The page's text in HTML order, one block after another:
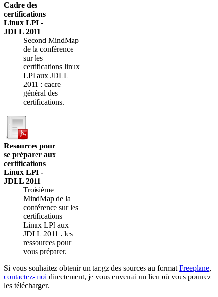
Cadre des
certifications
Linux LPI -
JDLL 2011
Second MindMap
de la conférence
sur les
certifications linux
LPI aux JDLL
2011 : cadre
général des
certifications.
Resources pour
se préparer aux
certifications
Linux LPI -
JDLL 2011
Troisième
MindMap de la
conférence sur les
certifications
Linux LPI aux
JDLL 2011 : les
ressources pour
vous préparer.
Si vous souhaitez obtenir un tar.gz des sources au format Freeplane,
contactez-moi directement, je vous enverrai un lien où vous pourrez
les télécharger.